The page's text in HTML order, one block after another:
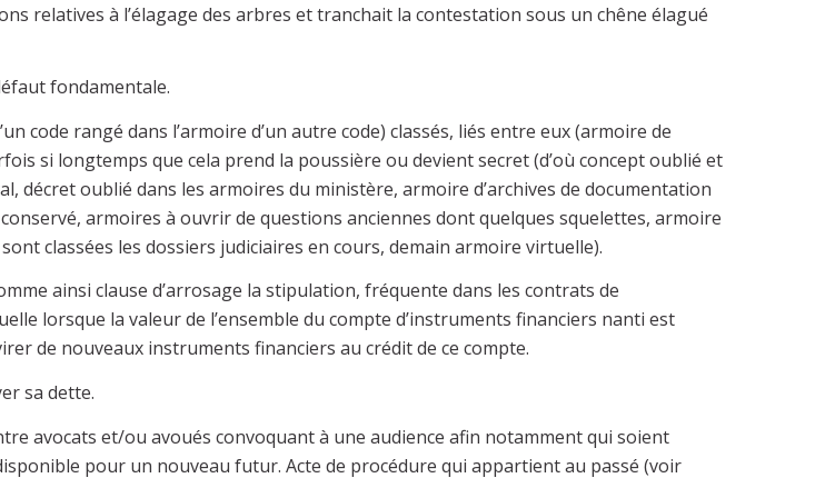
relatives à l’élagage des arbres et tranchait la contestation sous un chêne élagué
fondamentale.
code rangé dans l’armoire d’un autre code) classés, liés entre eux (armoire de
si longtemps que cela prend la poussière ou devient secret (d’où concept oublié et
décret oublié dans les armoires du ministère, armoire d’archives de documentation
armoires à ouvrir de questions anciennes dont quelques squelettes, armoire
classées les dossiers judiciaires en cours, demain armoire virtuelle).
ainsi clause d’arrosage la stipulation, fréquente dans les contrats de
lorsque la valeur de l’ensemble du compte d’instruments financiers nanti est
de nouveaux instruments financiers au crédit de ce compte.
sa dette.
avocats et/ou avoués convoquant à une audience afin notamment qui soient
pour un nouveau futur. Acte de procédure qui appartient au passé (voir